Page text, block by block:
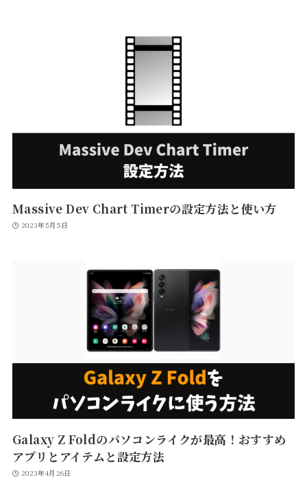
Massive Dev Chart Timerの設定方法と使い方
2023年5月5日
Galaxy Z Foldのパソコンライクが最高！おすすめ
アプリとアイテムと設定方法
2023年4月26日